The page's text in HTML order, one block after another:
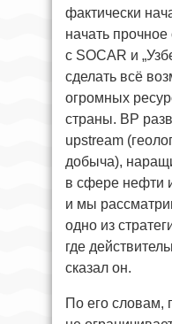
фактически
начать прочное
с SOCAR и
сделать всё
огромных
страны. BP
upstream
добыча),
в сфере нефти
и мы
одно из
где
сказал он.
По его словам,